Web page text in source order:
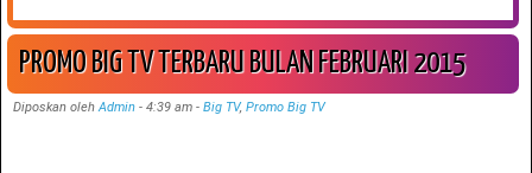
PROMO BIG TV TERBARU BULAN FEBRUARI 2015
Diposkan olehAdmin - 4:39 am- Big TV,Promo Big TV